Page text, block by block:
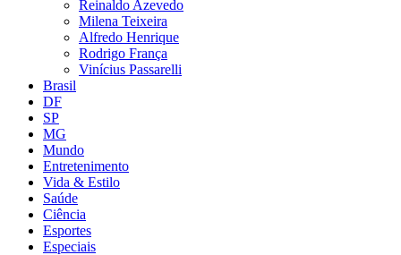
Reinaldo Azevedo
Milena Teixeira
Alfredo Henrique
Rodrigo França
Vinícius Passarelli
Brasil
DF
SP
MG
Mundo
Entretenimento
Vida & Estilo
Saúde
Ciência
Esportes
Especiais